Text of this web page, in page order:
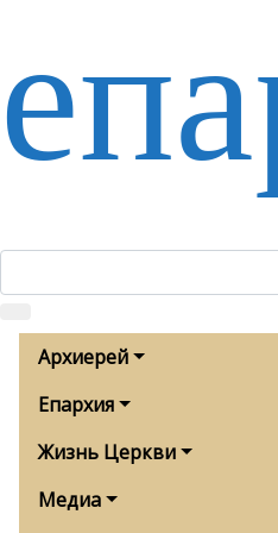
Архиерей
Епархия
Жизнь Церкви
Медиа